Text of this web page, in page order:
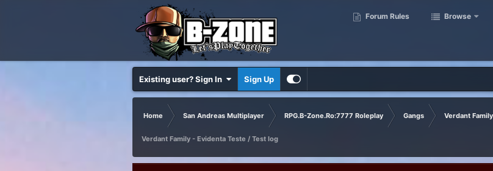
Forum Rules Browse
Existing user? Sign In Sign Up
Home San Andreas Multiplayer RPG.B-Zone.Ro:7777 Roleplay Gangs Verdant Family
Verdant Family - Evidenta Teste / Test log